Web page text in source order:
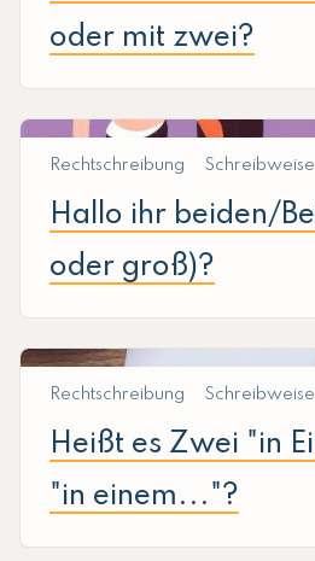
oder mit zwei?
Rechtschreibung Schreibweise
Hallo ihr beiden/
oder groß)?
Rechtschreibung Schreibweise
Heißt es Zwei "in
"in einem..."?